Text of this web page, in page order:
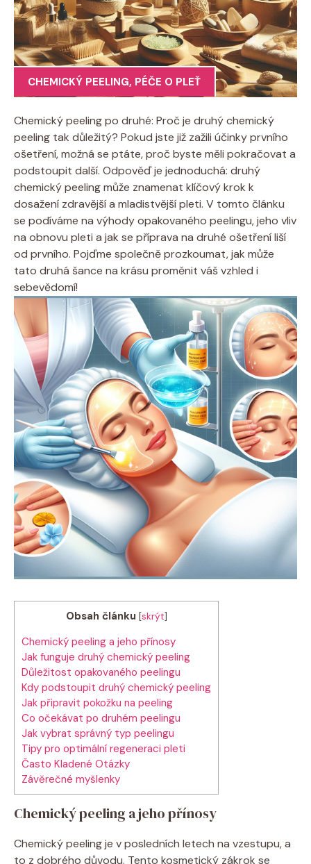
CHEMICKÝ PEELING, PÉČE O PLEŤ
Chemický peeling po​ druhé: Proč je druhý ⁣chemický
peeling tak důležitý? Pokud jste ⁢již zažili účinky prvního
ošetření, možná se‍ ptáte, proč byste měli pokračovat a
podstoupit další.‍ Odpověď je jednoduchá: druhý
chemický peeling může znamenat klíčový krok k
dosažení ​zdravější a mladistvější pleti. V tomto článku
se podíváme ⁤na výhody opakovaného peelingu,⁣ jeho⁢ vliv
na obnovu pleti a jak se příprava na druhé ošetření ⁤liší
od prvního. ⁣Pojďme společně prozkoumat, jak může
⁢tato druhá šance⁣ na krásu proměnit váš‍ vzhled ​i
sebevědomí!
Obsah článku [skrýt]
Chemický peeling a jeho přínosy
Jak⁢ funguje druhý chemický peeling
Důležitost opakovaného peelingu
Kdy podstoupit druhý chemický peeling
Jak připravit ​pokožku na peeling
Co očekávat po druhém peelingu
Jak vybrat správný ⁢typ peelingu
Tipy pro⁤ optimální regeneraci ⁣pleti
Často Kladené Otázky
Závěrečné myšlenky
Chemický peeling a jeho přínosy
Chemický peeling je v‍ posledních letech ‌na vzestupu, a‌
to z ‌dobrého důvodu.‌ Tento kosmetický zákrok ‌se